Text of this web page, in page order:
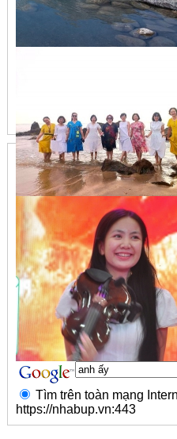
Tìm trên toàn mạng
https://nhabup.vn:443